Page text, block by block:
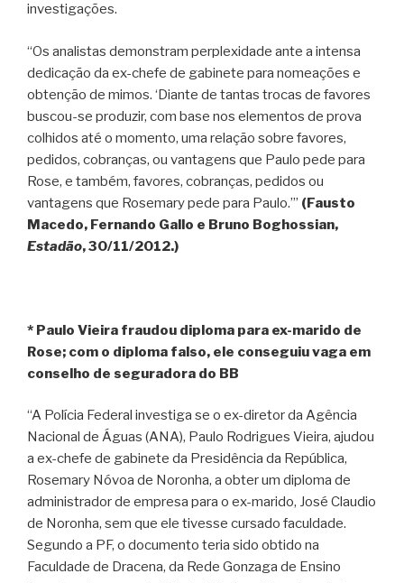
investigações.
“Os analistas demonstram perplexidade ante a intensa
dedicação da ex-chefe de gabinete para nomeações e
obtenção de mimos. ‘Diante de tantas trocas de favores
buscou-se produzir, com base nos elementos de prova
colhidos até o momento, uma relação sobre favores,
pedidos, cobranças, ou vantagens que Paulo pede para
Rose, e também, favores, cobranças, pedidos ou
vantagens que Rosemary pede para Paulo.’” (Fausto
Macedo, Fernando Gallo e Bruno Boghossian,
Estadão, 30/11/2012.)
* Paulo Vieira fraudou diploma para ex-marido de
Rose; com o diploma falso, ele conseguiu vaga em
conselho de seguradora do BB
“A Polícia Federal investiga se o ex-diretor da Agência
Nacional de Águas (ANA), Paulo Rodrigues Vieira, ajudou
a ex-chefe de gabinete da Presidência da República,
Rosemary Nóvoa de Noronha, a obter um diploma de
administrador de empresa para o ex-marido, José Claudio
de Noronha, sem que ele tivesse cursado faculdade.
Segundo a PF, o documento teria sido obtido na
Faculdade de Dracena, da Rede Gonzaga de Ensino